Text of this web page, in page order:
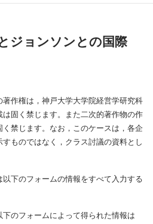
ジョンソンとの国際
著作権は，神戸大学大学院経営学研究科
固く禁じます。また二次的著作物の作
禁じます。なお，このケースは，各企
ものではなく，クラス討議の資料とし
下のフォームの情報をすべて入力する
下のフォームによって得られた情報は